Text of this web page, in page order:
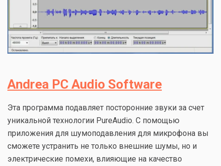
Andrea PC Audio Software
Эта программа подавляет посторонние звуки за счет
уникальной технологии PureAudio. С помощью
приложения для шумоподавления для микрофона вы
сможете устранить не только внешние шумы, но и
электрические помехи, влияющие на качество